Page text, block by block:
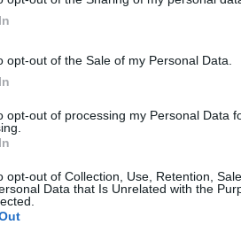
opt-out of the Sale of my Personal Data.
opt-out of processing my Personal Data
opt-out of Collection, Use, Retention,
Data that Is Unrelated with the
σε θρυλικές σειρές
και τώρα τη ζει,
προσωπική της στιγμή
παραγωγές που έχουν